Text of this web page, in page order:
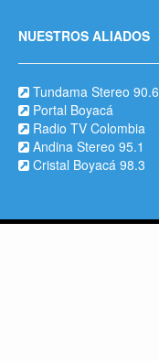
NUESTROS ALIADOS
Tundama Stereo 90.6
Portal Boyacá
Radio TV Colombia
Andina Stereo 95.1
Cristal Boyacá 98.3